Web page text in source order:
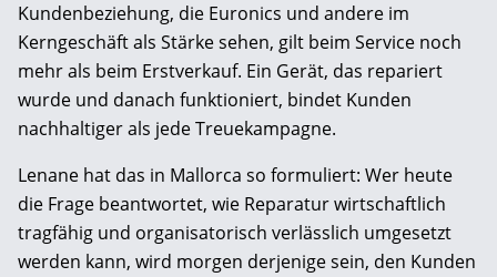
Kundenbeziehung, die Euronics und andere im
Kerngeschäft als Stärke sehen, gilt beim Service noch
mehr als beim Erstverkauf. Ein Gerät, das repariert
wurde und danach funktioniert, bindet Kunden
nachhaltiger als jede Treuekampagne.
Lenane hat das in Mallorca so formuliert: Wer heute
die Frage beantwortet, wie Reparatur wirtschaftlich
tragfähig und organisatorisch verlässlich umgesetzt
werden kann, wird morgen derjenige sein, den Kunden